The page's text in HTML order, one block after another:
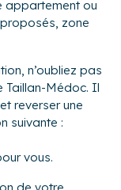
appartement ou
zone
n’oubliez pas
Taillan-Médoc. Il
reverser une
suivante :
vous.